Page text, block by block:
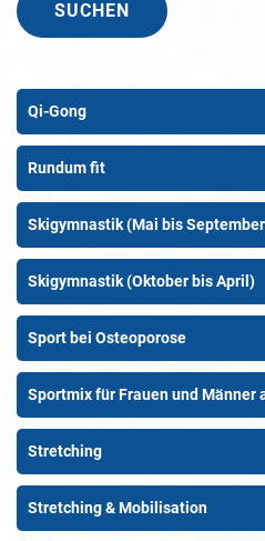
Qi-Gong
Rundum fit
Skigymnastik (Mai bis
Skigymnastik (Oktober bis April)
Sport bei Osteoporose
Sportmix für Frauen und Männer
Stretching
Stretching & Mobilisation